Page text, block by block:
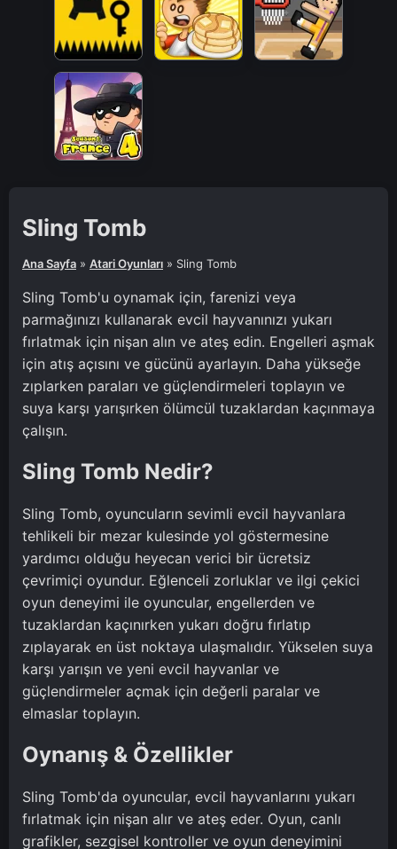
Sling Tomb
Ana Sayfa » Atari Oyunları » Sling Tomb
Sling Tomb'u oynamak için, farenizi veya
parmağınızı kullanarak evcil hayvanınızı yukarı
fırlatmak için nişan alın ve ateş edin. Engelleri aşmak
için atış açısını ve gücünü ayarlayın. Daha yükseğe
zıplarken paraları ve güçlendirmeleri toplayın ve
suya karşı yarışırken ölümcül tuzaklardan kaçınmaya
çalışın.
Sling Tomb Nedir?
Sling Tomb, oyuncuların sevimli evcil hayvanlara
tehlikeli bir mezar kulesinde yol göstermesine
yardımcı olduğu heyecan verici bir ücretsiz
çevrimiçi oyundur. Eğlenceli zorluklar ve ilgi çekici
oyun deneyimi ile oyuncular, engellerden ve
tuzaklardan kaçınırken yukarı doğru fırlatıp
zıplayarak en üst noktaya ulaşmalıdır. Yükselen suya
karşı yarışın ve yeni evcil hayvanlar ve
güçlendirmeler açmak için değerli paralar ve
elmaslar toplayın.
Oynanış & Özellikler
Sling Tomb'da oyuncular, evcil hayvanlarını yukarı
fırlatmak için nişan alır ve ateş eder. Oyun, canlı
grafikler, sezgisel kontroller ve oyun deneyimini